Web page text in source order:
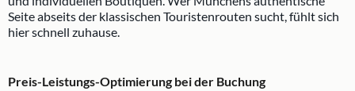
Seite abseits der klassischen Touristenrouten sucht, fühlt sich
hier schnell zuhause.
Preis-Leistungs-Optimierung bei der Buchung